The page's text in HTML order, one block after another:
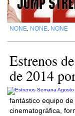
NONE NONE NONE
Estrenos
de 2014
fantástico equipo
cinematográfica,